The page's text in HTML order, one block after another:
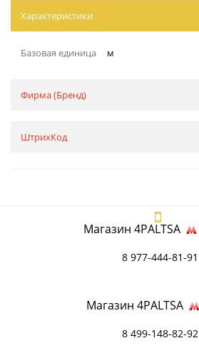
Характеристики
Базовая единица м
Фирма (Бренд)
ШтрихКод
Магазин 4PALTSA
8 977-444-81-91
Магазин 4PALTSA
8 499-148-82-92